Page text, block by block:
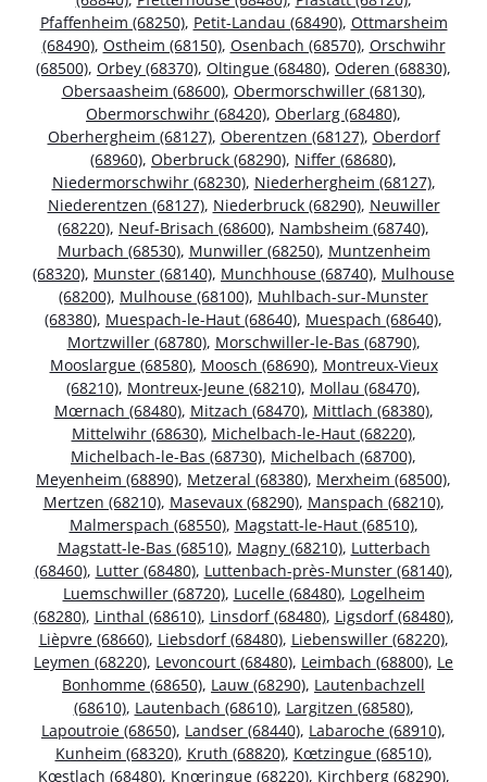
Pfaffenheim (68250), Petit-Landau (68490), Ottmarsheim
(68490), Ostheim (68150), Osenbach (68570), Orschwihr
(68500), Orbey (68370), Oltingue (68480), Oderen (68830),
Obersaasheim (68600), Obermorschwiller (68130),
Obermorschwihr (68420), Oberlarg (68480),
Oberhergheim (68127), Oberentzen (68127), Oberdorf
(68960), Oberbruck (68290), Niffer (68680),
Niedermorschwihr (68230), Niederhergheim (68127),
Niederentzen (68127), Niederbruck (68290), Neuwiller
(68220), Neuf-Brisach (68600), Nambsheim (68740),
Murbach (68530), Munwiller (68250), Muntzenheim
(68320), Munster (68140), Munchhouse (68740), Mulhouse
(68200), Mulhouse (68100), Muhlbach-sur-Munster
(68380), Muespach-le-Haut (68640), Muespach (68640),
Mortzwiller (68780), Morschwiller-le-Bas (68790),
Mooslargue (68580), Moosch (68690), Montreux-Vieux
(68210), Montreux-Jeune (68210), Mollau (68470),
Mœrnach (68480), Mitzach (68470), Mittlach (68380),
Mittelwihr (68630), Michelbach-le-Haut (68220),
Michelbach-le-Bas (68730), Michelbach (68700),
Meyenheim (68890), Metzeral (68380), Merxheim (68500),
Mertzen (68210), Masevaux (68290), Manspach (68210),
Malmerspach (68550), Magstatt-le-Haut (68510),
Magstatt-le-Bas (68510), Magny (68210), Lutterbach
(68460), Lutter (68480), Luttenbach-près-Munster (68140),
Luemschwiller (68720), Lucelle (68480), Logelheim
(68280), Linthal (68610), Linsdorf (68480), Ligsdorf (68480),
Lièpvre (68660), Liebsdorf (68480), Liebenswiller (68220),
Leymen (68220), Levoncourt (68480), Leimbach (68800), Le
Bonhomme (68650), Lauw (68290), Lautenbachzell
(68610), Lautenbach (68610), Largitzen (68580),
Lapoutroie (68650), Landser (68440), Labaroche (68910),
Kunheim (68320), Kruth (68820), Kœtzingue (68510),
Kœstlach (68480), Knœringue (68220), Kirchberg (68290),